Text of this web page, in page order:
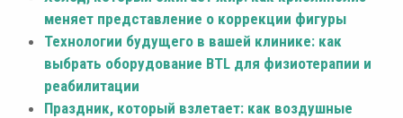
меняет представление о коррекции фигуры
Технологии будущего в вашей клинике: как
выбрать оборудование BTL для физиотерапии и
реабилитации
Праздник, который взлетает: как воздушные